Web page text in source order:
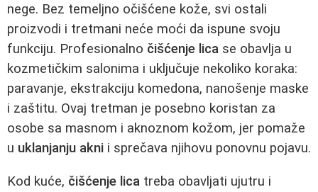
nege. Bez temeljno očišćene kože, svi ostali
proizvodi i tretmani neće moći da ispune svoju
funkciju. Profesionalno čišćenje lica se obavlja u
kozmetičkim salonima i uključuje nekoliko koraka:
paravanje, ekstrakciju komedona, nanošenje maske
i zaštitu. Ovaj tretman je posebno koristan za
osobe sa masnom i aknoznom kožom, jer pomaže
u uklanjanju akni i sprečava njihovu ponovnu pojavu.
Kod kuće, čišćenje lica treba obavljati ujutru i